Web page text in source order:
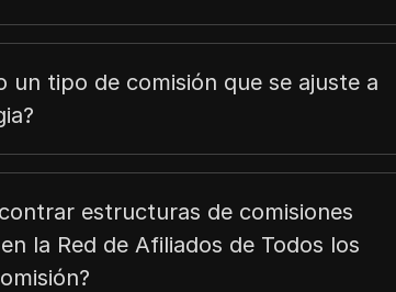
un tipo de comisión que se ajuste a
estructuras de comisiones
la Red de Afiliados de Todos los